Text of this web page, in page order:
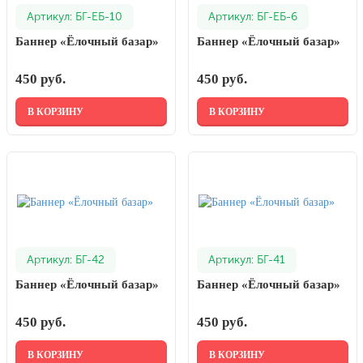
День города Москвы (первая суббота
сентября)
8 сентября, День танкиста (второе
воскресенье сентября)
19 октября, День Отца
Российской Федерации
28 октября, День Бабушек и Дедушек
Артикул: БГ-ЕБ-10
Баннер «Ёлочный базар»
450 руб.
В КОРЗИНУ
Артикул: БГ-ЕБ-6
Баннер «Ёлочный базар»
450 руб.
В КОРЗИНУ
Артикул: БГ-42
Баннер «Ёлочный базар»
450 руб.
В КОРЗИНУ
Артикул: БГ-41
Баннер «Ёлочный базар»
450 руб.
В КОРЗИНУ